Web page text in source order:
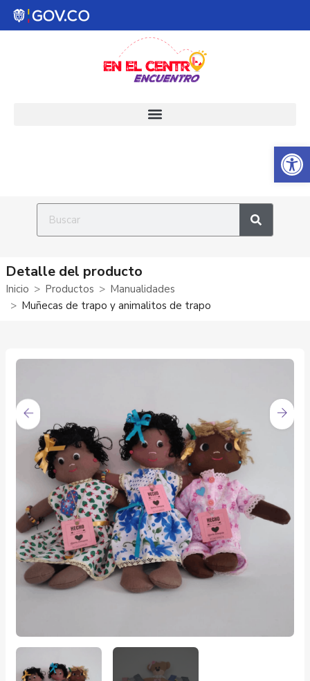
Abrir
Detalle del producto
Inicio Productos
Manualidades
Muñecas de trapo y animalitos de trapo